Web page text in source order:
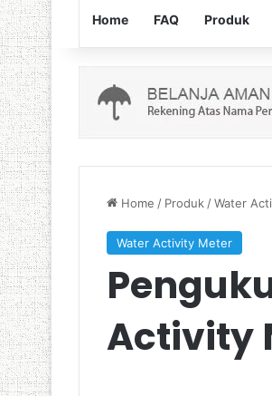
Home FAQ Produk
Home / Produk /Water
Water Activity Meter
Activity